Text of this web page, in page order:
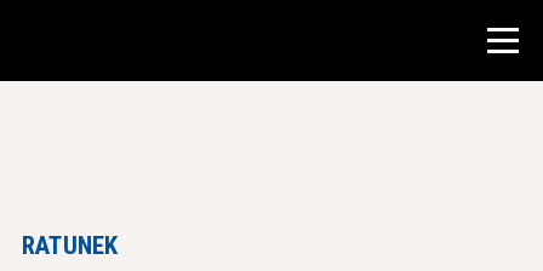
Zasoby dla nauczycieli
RATUNEK